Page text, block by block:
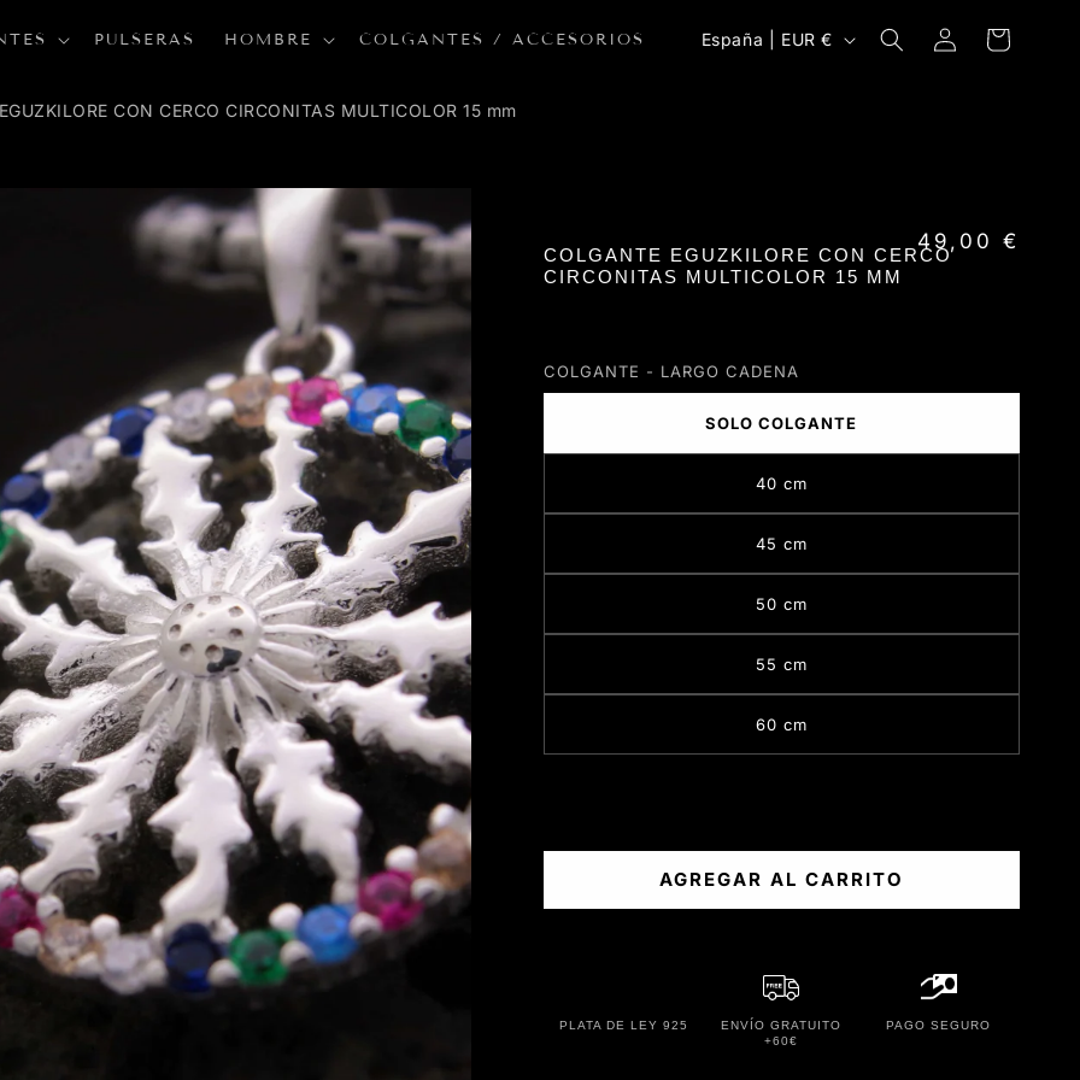
PULSERAS HOMBRE COLGANTES / ACCESORIOS País/región España | EUR €
Iniciar
sesión
Carrito
CON CERCO CIRCONITAS MULTICOLOR 15 mm
COLGANTE EGUZKILORE CON CERCO
CIRCONITAS MULTICOLOR 15 MM
Precio
49,00 €
COLGANTE - LARGO CADENA
SOLO COLGANTE
40 cm
45 cm
50 cm
55 cm
60 cm
AGREGAR AL CARRITO
PLATA DE LEY 925
ENVÍO GRATUITO
+60€
PAGO SEGURO